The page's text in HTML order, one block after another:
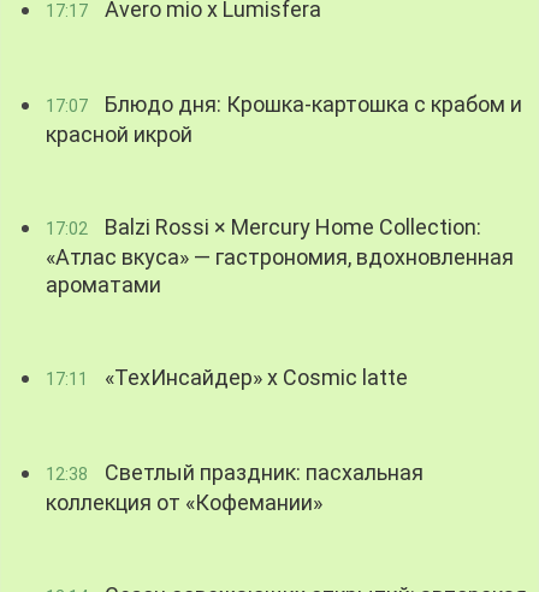
17:17 Avero mio x Lumisfera
17:07
Блюдо дня: Крошка-картошка с крабом и
красной икрой
17:02
Balzi Rossi × Mercury Home Collection:
«Атлас вкуса» — гастрономия, вдохновленная
ароматами
17:11 «ТехИнсайдер» х Cosmic latte
12:38
Светлый праздник: пасхальная
коллекция от «Кофемании»